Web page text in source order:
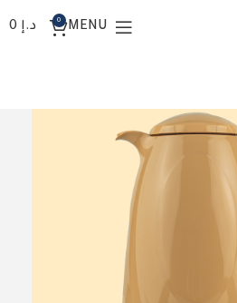
MENU
0 د.إ